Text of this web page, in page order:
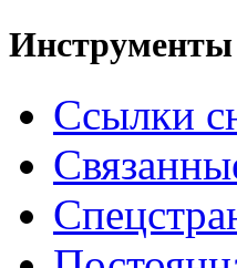
Инструменты
Ссылки